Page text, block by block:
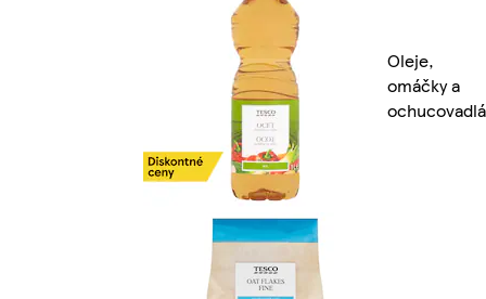
Oleje,
omáčky a
ochucovadlá